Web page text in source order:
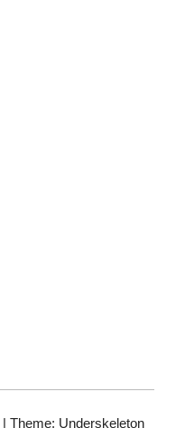
| Theme: Underskeleton